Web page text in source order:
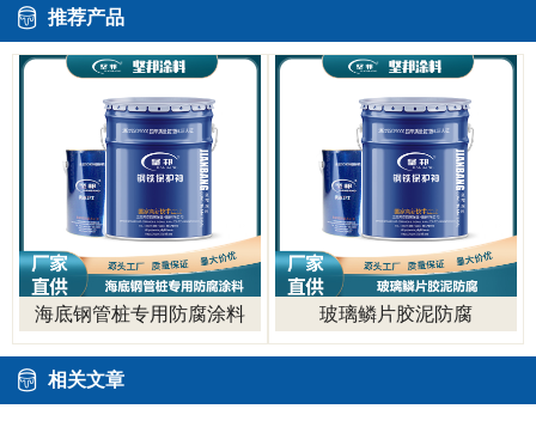
推荐产品
海底钢管桩专用防腐涂料 玻璃鳞片胶泥防腐
相关文章